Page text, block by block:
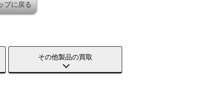
プに戻る
その他製品の買取